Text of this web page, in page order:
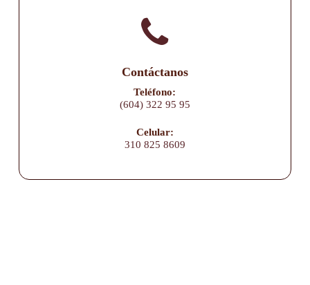
Contáctanos
Teléfono:
(604) 322 95 95
Celular:
310 825 8609